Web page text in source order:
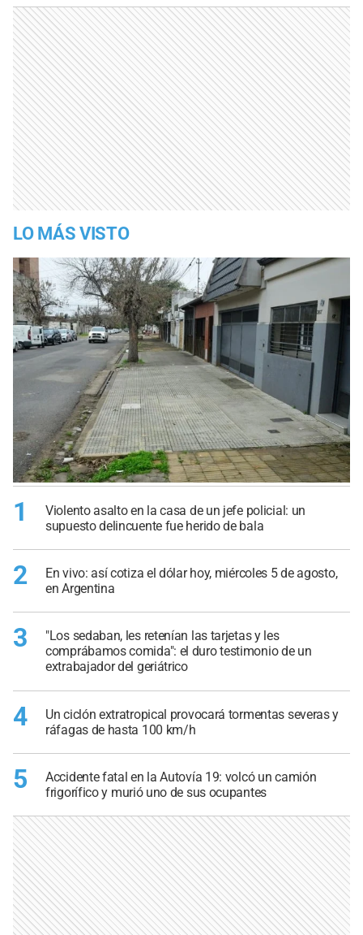
LO MÁS VISTO
1
Violento asalto en la casa de un jefe policial: un
supuesto delincuente fue herido de bala
2
En vivo: así cotiza el dólar hoy, miércoles 5 de agosto,
en Argentina
3
"Los sedaban, les retenían las tarjetas y les
comprábamos comida": el duro testimonio de un
extrabajador del geriátrico
4
Un ciclón extratropical provocará tormentas severas y
ráfagas de hasta 100 km/h
5
Accidente fatal en la Autovía 19: volcó un camión
frigorífico y murió uno de sus ocupantes